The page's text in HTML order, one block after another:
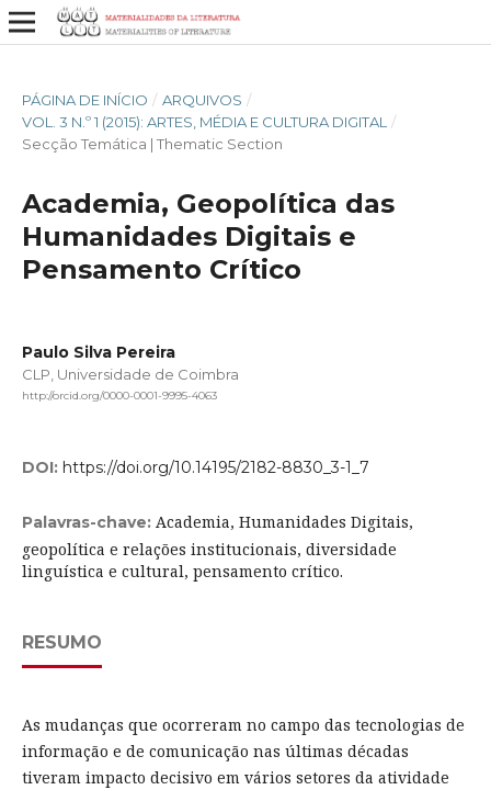
PÁGINA DE INÍCIO / ARQUIVOS /
VOL. 3 N.º 1 (2015): ARTES, MÉDIA E CULTURA DIGITAL
/
Secção Temática | Thematic Section
Academia, Geopolítica das
Humanidades Digitais e
Pensamento Crítico
Paulo Silva Pereira
CLP, Universidade de Coimbra
http://orcid.org/0000-0001-9995-4063
DOI: https://doi.org/10.14195/2182-8830_3-1_7
Palavras-chave: Academia, Humanidades Digitais,
geopolítica e relações institucionais, diversidade
linguística e cultural, pensamento crítico.
RESUMO
As mudanças que ocorreram no campo das tecnologias de
informação e de comunicação nas últimas décadas
tiveram impacto decisivo em vários setores da atividade